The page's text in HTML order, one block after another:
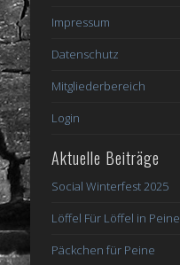
Impressum
Datenschutz
Mitgliederbereich
Login
Aktuelle Beiträge
Social Winterfest 2025
Löffel Für Löffel in Peine
Päckchen für Peine